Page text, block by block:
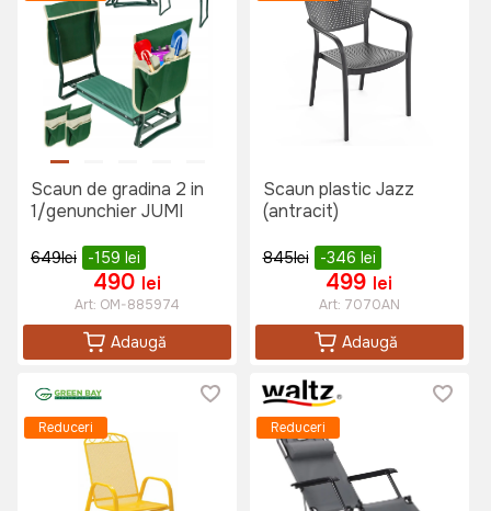
Scaun de gradina 2 in
1/genunchier JUMI
649lei -159 lei
490 lei
Art: OM-885974
Adaugă
Scaun plastic Jazz
(antracit)
845lei -346 lei
499 lei
Art: 7070AN
Adaugă
Reduceri Reduceri